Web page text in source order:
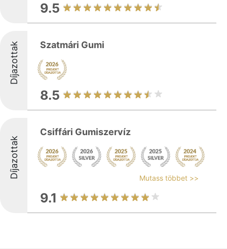
9.5
Díjazottak Szatmári Gumi
8.5
Díjazottak
Csiffári Gumiszervíz
Mutass többet >>
9.1